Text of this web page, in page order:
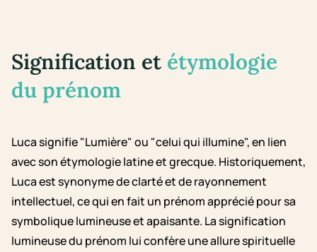
Signification et étymologie
du prénom
Luca signifie "Lumière" ou "celui qui illumine", en lien
avec son étymologie latine et grecque. Historiquement,
Luca est synonyme de clarté et de rayonnement
intellectuel, ce qui en fait un prénom apprécié pour sa
symbolique lumineuse et apaisante. La signification
lumineuse du prénom lui confère une allure spirituelle